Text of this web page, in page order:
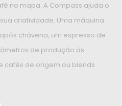
no mapa. A Compass ajuda o
criatividade. Uma máquina
chávena, um espresso de
de produção às
cafés de origem ou blends